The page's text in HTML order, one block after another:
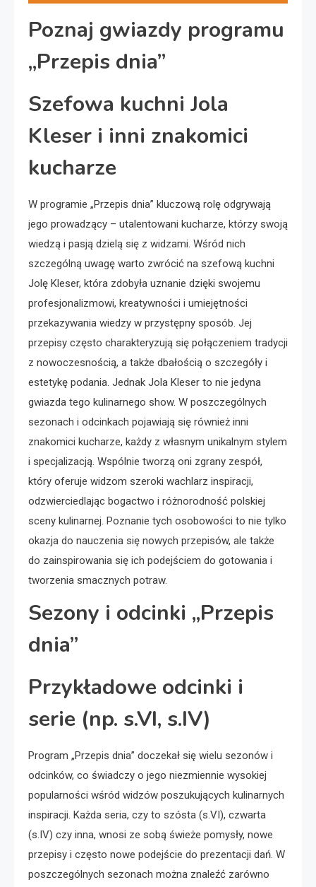
Poznaj gwiazdy programu
„Przepis dnia”
Szefowa kuchni Jola
Kleser i inni znakomici
kucharze
W programie „Przepis dnia” kluczową rolę odgrywają
jego prowadzący – utalentowani kucharze, którzy swoją
wiedzą i pasją dzielą się z widzami. Wśród nich
szczególną uwagę warto zwrócić na szefową kuchni
Jolę Kleser, która zdobyła uznanie dzięki swojemu
profesjonalizmowi, kreatywności i umiejętności
przekazywania wiedzy w przystępny sposób. Jej
przepisy często charakteryzują się połączeniem tradycji
z nowoczesnością, a także dbałością o szczegóły i
estetykę podania. Jednak Jola Kleser to nie jedyna
gwiazda tego kulinarnego show. W poszczególnych
sezonach i odcinkach pojawiają się również inni
znakomici kucharze, każdy z własnym unikalnym stylem
i specjalizacją. Wspólnie tworzą oni zgrany zespół,
który oferuje widzom szeroki wachlarz inspiracji,
odzwierciedlając bogactwo i różnorodność polskiej
sceny kulinarnej. Poznanie tych osobowości to nie tylko
okazja do nauczenia się nowych przepisów, ale także
do zainspirowania się ich podejściem do gotowania i
tworzenia smacznych potraw.
Sezony i odcinki „Przepis
dnia”
Przykładowe odcinki i
serie (np. s.VI, s.IV)
Program „Przepis dnia” doczekał się wielu sezonów i
odcinków, co świadczy o jego niezmiennie wysokiej
popularności wśród widzów poszukujących kulinarnych
inspiracji. Każda seria, czy to szósta (s.VI), czwarta
(s.IV) czy inna, wnosi ze sobą świeże pomysły, nowe
przepisy i często nowe podejście do prezentacji dań. W
poszczególnych sezonach można znaleźć zarówno